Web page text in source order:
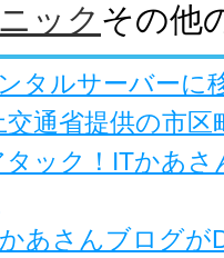
ック その他
タルサーバーに
通省提供の市区
ック！ITかあ
かあさんブログ